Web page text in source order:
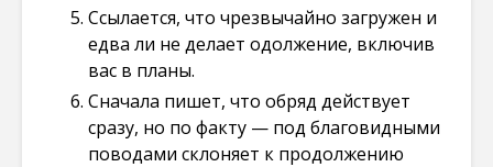
Ссылается, что чрезвычайно загружен и
едва ли не делает одолжение, включив
вас в планы.
Сначала пишет, что обряд действует
сразу, но по факту — под благовидными
поводами склоняет к продолжению